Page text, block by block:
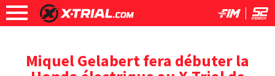
Miquel Gelabert fera débuter la